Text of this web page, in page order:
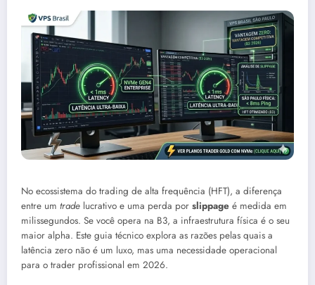
No ecossistema do trading de alta frequência (HFT), a diferença
entre um trade lucrativo e uma perda por slippage é medida em
milissegundos. Se você opera na B3, a infraestrutura física é o seu
maior alpha. Este guia técnico explora as razões pelas quais a
latência zero não é um luxo, mas uma necessidade operacional
para o trader profissional em 2026.